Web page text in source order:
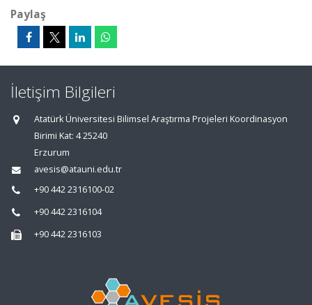
Paylaş
İletişim Bilgileri
Atatürk Üniversitesi Bilimsel Araştırma Projeleri Koordinasyon
Birimi Kat: 4 25240
Erzurum
avesis@atauni.edu.tr
+90 442 2316100-02
+90 442 2316104
+90 442 2316103